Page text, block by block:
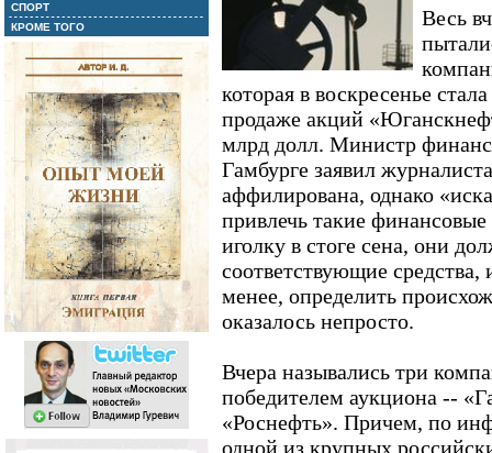
СПОРТ
КРОМЕ ТОГО
Весь
которая в воскресенье
продаже акций
млрд долл. Министр
Гамбурге заявил
аффилирована, однако
привлечь такие
иголку в стоге сена, они
соответствующие средства,
менее, определить
оказалось непросто.
Вчера назывались три
победителем аукциона --
«Роснефть». Причем, по
одной из крупных